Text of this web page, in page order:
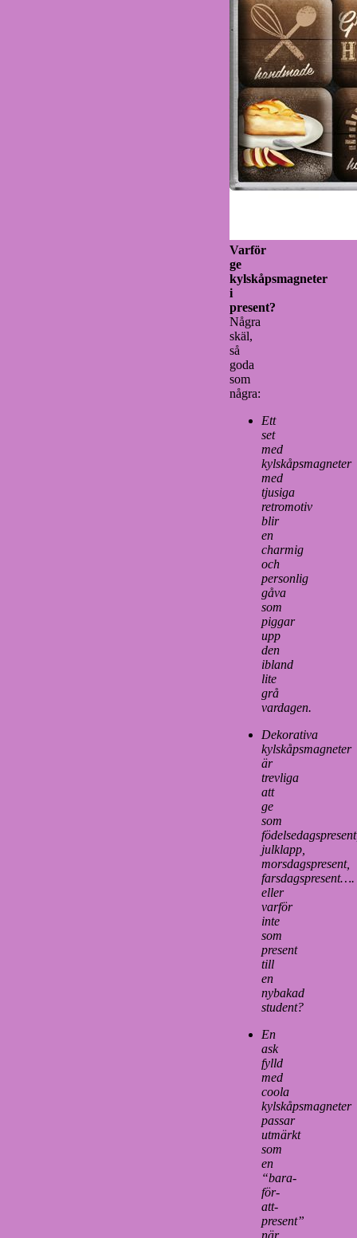
Varför
ge
kylskåpsmagneter
i
present?
Några
skäl,
så
goda
som
några:
Ett
set
med
kylskåpsmagneter
med
tjusiga
retromotiv
blir
en
charmig
och
personlig
gåva
som
piggar
upp
den
ibland
lite
grå
vardagen.
Dekorativa
kylskåpsmagneter
är
trevliga
att
ge
som
julklapp,
morsdagspresent,
farsdagspresent….
eller
varför
inte
som
present
till
en
nybakad
student?
En
ask
fylld
med
coola
kylskåpsmagneter
passar
utmärkt
som
en
“bara-
för-
att-
present”
när